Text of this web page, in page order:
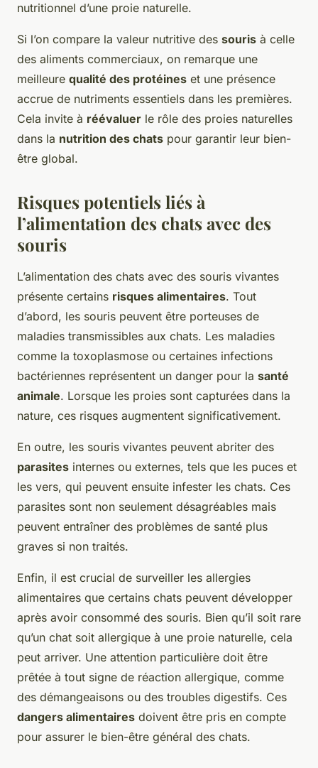
nutritionnel d’une proie naturelle.
Si l’on compare la valeur nutritive des souris à celle
des aliments commerciaux, on remarque une
meilleure qualité des protéines et une présence
accrue de nutriments essentiels dans les premières.
Cela invite à réévaluer le rôle des proies naturelles
dans la nutrition des chats pour garantir leur bien-
être global.
Risques potentiels liés à
l’alimentation des chats avec des
souris
L’alimentation des chats avec des souris vivantes
présente certains risques alimentaires. Tout
d’abord, les souris peuvent être porteuses de
maladies transmissibles aux chats. Les maladies
comme la toxoplasmose ou certaines infections
bactériennes représentent un danger pour la santé
animale. Lorsque les proies sont capturées dans la
nature, ces risques augmentent significativement.
En outre, les souris vivantes peuvent abriter des
parasites internes ou externes, tels que les puces et
les vers, qui peuvent ensuite infester les chats. Ces
parasites sont non seulement désagréables mais
peuvent entraîner des problèmes de santé plus
graves si non traités.
Enfin, il est crucial de surveiller les allergies
alimentaires que certains chats peuvent développer
après avoir consommé des souris. Bien qu’il soit rare
qu’un chat soit allergique à une proie naturelle, cela
peut arriver. Une attention particulière doit être
prêtée à tout signe de réaction allergique, comme
des démangeaisons ou des troubles digestifs. Ces
dangers alimentaires doivent être pris en compte
pour assurer le bien-être général des chats.